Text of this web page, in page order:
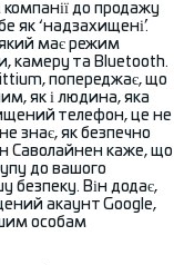
до продажу
як ‘надзахищені’.
має режим
камеру та Bluetooth.
попереджає, що
як і людина, яка
телефон, це не
знає, як безпечно
Саволайнен каже, що
до вашого
безпеку. Він додає,
акаунт Google,
особам